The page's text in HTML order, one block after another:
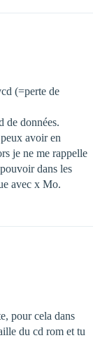
(=perte de
de données.
avoir en
je ne me rappelle
dans les
avec x Mo.
pour cela dans
du cd rom et tu